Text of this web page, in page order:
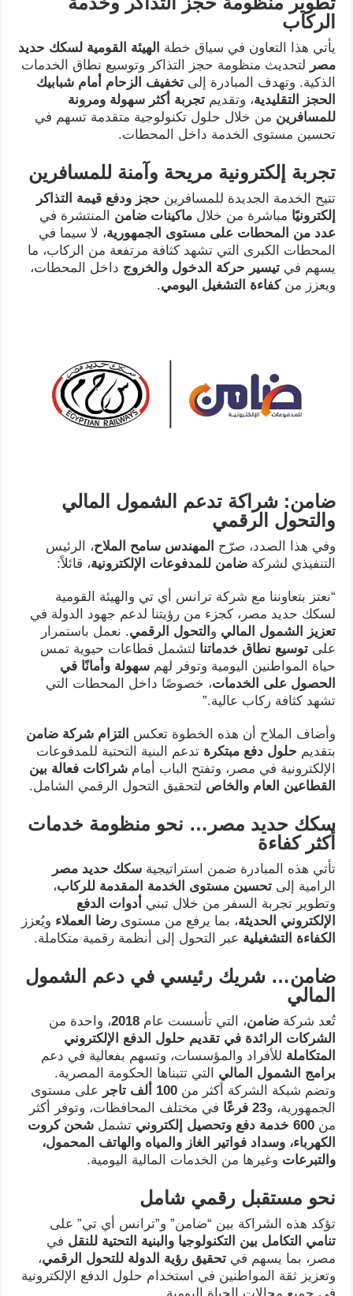
الركاب
يأتي هذا التعاون في سياق خطة الهيئة القومية لسكك حديد
مصر لتحديث منظومة حجز التذاكر وتوسيع نطاق الخدمات
الذكية. وتهدف المبادرة إلى تخفيف الزحام أمام شبابيك
الحجز التقليدية، وتقديم تجربة أكثر سهولة ومرونة
للمسافرينمن خلال حلول تكنولوجية متقدمة تسهم في
تحسين مستوى الخدمة داخل المحطات.
تجربة إلكترونية مريحة وآمنة للمسافرين
تتيح الخدمة الجديدة للمسافرين حجز ودفع قيمة التذاكر
إلكترونيًامباشرة من خلال ماكينات ضامنالمنتشرة في
عدد من المحطات على مستوى الجمهورية، لا سيما في
المحطات الكبرى التي تشهد كثافة مرتفعة من الركاب، ما
يسهم في تيسير حركة الدخول والخروجداخل المحطات،
ويعزز من كفاءة التشغيل اليومي.
ضامن: شراكة تدعم الشمول المالي
والتحول الرقمي
وفي هذا الصدد، صرّح المهندس سامح الملاح، الرئيس
التنفيذي لشركة ضامن للمدفوعات الإلكترونية، قائلاً:
“نعتز بتعاوننا مع شركة ترانس أي تي والهيئة القومية
لسكك حديد مصر، كجزء من رؤيتنا لدعم جهود الدولة في
تعزيز الشمول الماليوالتحول الرقمي. نعمل باستمرار
على توسيع نطاق خدماتنالتشمل قطاعات حيوية تمس
حياة المواطنين اليومية وتوفر لهم سهولة وأمانًا في
الحصول على الخدمات، خصوصًا داخل المحطات التي
تشهد كثافة ركاب عالية.”
وأضاف الملاح أن هذه الخطوة تعكس التزام شركة ضامن
بتقديم حلول دفع مبتكرةتدعم البنية التحتية للمدفوعات
الإلكترونية في مصر، وتفتح الباب أمام شراكات فعالة بين
القطاعين العام والخاصلتحقيق التحول الرقمي الشامل.
سكك حديد مصر… نحو منظومة خدمات
أكثر كفاءة
تأتي هذه المبادرة ضمن استراتيجية سكك حديد مصر
الرامية إلى تحسين مستوى الخدمة المقدمة للركاب،
وتطوير تجربة السفر من خلال تبني أدوات الدفع
الإلكتروني الحديثة، بما يرفع من مستوى رضا العملاءويُعزز
الكفاءة التشغيليةعبر التحول إلى أنظمة رقمية متكاملة.
ضامن… شريك رئيسي في دعم الشمول
المالي
تُعد شركة ضامن، التي تأسست عام 2018، واحدة من
الشركات الرائدة في تقديم حلول الدفع الإلكتروني
المتكاملةللأفراد والمؤسسات، وتسهم بفعالية في دعم
برامج الشمول الماليالتي تتبناها الحكومة المصرية.
وتضم شبكة الشركة أكثر من 100 ألف تاجر على مستوى
الجمهورية، و23 فرعًافي مختلف المحافظات، وتوفر أكثر
من 600 خدمة دفع وتحصيل إلكترونيتشمل شحن كروت
الكهرباء، وسداد فواتير الغاز والمياه والهاتف المحمول،
والتبرعاتوغيرها من الخدمات المالية اليومية.
نحو مستقبل رقمي شامل
تؤكد هذه الشراكة بين “ضامن” و”ترانس أي تي” على
تنامي التكامل بين التكنولوجيا والبنية التحتية للنقلفي
مصر، بما يسهم في تحقيق رؤية الدولة للتحول الرقمي،
وتعزيز ثقة المواطنين في استخدام حلول الدفع الإلكترونية